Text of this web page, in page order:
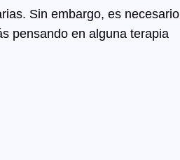
Sin embargo, es necesario
pensando en alguna terapia